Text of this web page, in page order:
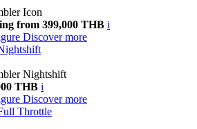
Icon
from 399,000 THB i
Discover more
Nightshift
THB i
Discover more
Throttle